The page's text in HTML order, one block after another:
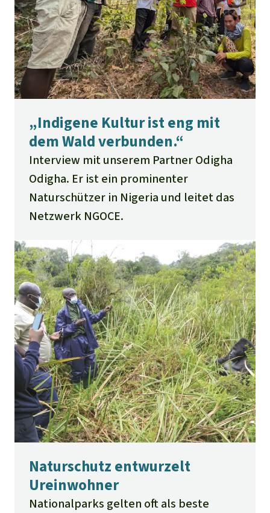
„Indigene Kultur ist eng mit
dem Wald verbunden.“
Interview mit unserem Partner Odigha
Odigha. Er ist ein prominenter
Naturschützer in Nigeria und leitet das
Netzwerk NGOCE.
Naturschutz entwurzelt
Ureinwohner
Nationalparks gelten oft als beste